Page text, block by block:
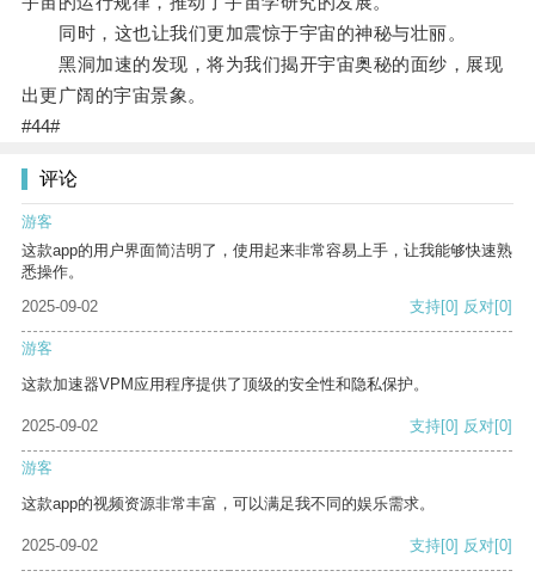
同时，这也让我们更加震惊于宇宙的神秘与壮丽。
黑洞加速的发现，将为我们揭开宇宙奥秘的面纱，展现
出更广阔的宇宙景象。
#44#
评论
游客
这款app的用户界面简洁明了，使用起来非常容易上手，让我能够快速熟
悉操作。
2025-09-02
支持[0] 反对[0]
游客
这款加速器VPM应用程序提供了顶级的安全性和隐私保护。
2025-09-02 支持[0] 反对[0]
游客
这款app的视频资源非常丰富，可以满足我不同的娱乐需求。
2025-09-02 支持[0] 反对[0]